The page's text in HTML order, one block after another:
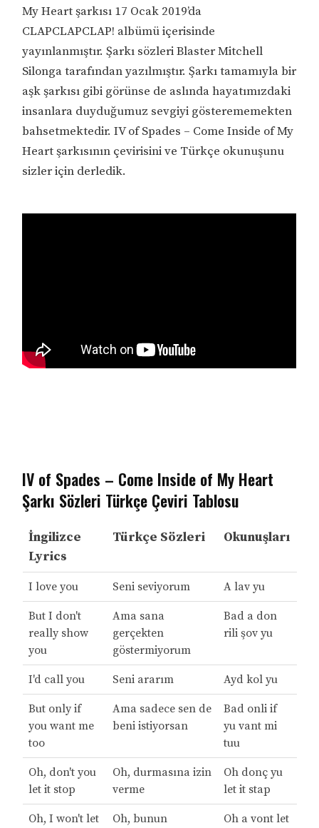
My Heart şarkısı 17 Ocak 2019’da
CLAPCLAPCLAP! albümü içerisinde
yayınlanmıştır. Şarkı sözleri Blaster Mitchell
Silonga tarafından yazılmıştır. Şarkı tamamıyla bir
aşk şarkısı gibi görünse de aslında hayatımızdaki
insanlara duyduğumuz sevgiyi gösterememekten
bahsetmektedir. IV of Spades – Come Inside of My
Heart şarkısının çevirisini ve Türkçe okunuşunu
sizler için derledik.
IV of Spades – Come Inside of My Heart
Şarkı Sözleri Türkçe Çeviri Tablosu
İngilizce
Lyrics
Türkçe Sözleri Okunuşları
I love you Seni seviyorum A lav yu
But I don't
really show
you
Ama sana
gerçekten
göstermiyorum
Bad a don
rili şov yu
I'd call you Seni ararım Ayd kol yu
But only if
you want me
too
Ama sadece sen de
beni istiyorsan
Bad onli if
yu vant mi
tuu
Oh, don't you
let it stop
Oh, durmasına izin
verme
Oh donç yu
let it stap
Oh, I won't let
Oh, bunun
Oh a vont let